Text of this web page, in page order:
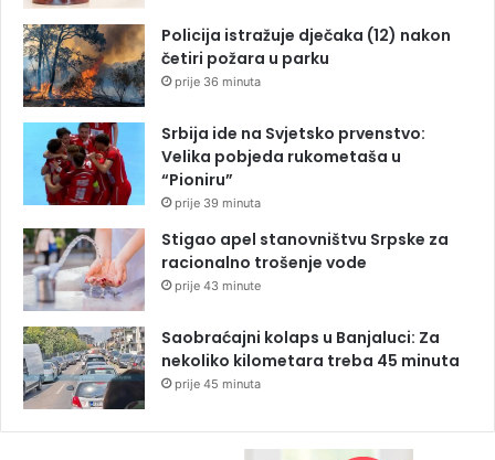
Policija istražuje dječaka (12) nakon
četiri požara u parku
prije 36 minuta
Srbija ide na Svjetsko prvenstvo:
Velika pobjeda rukometaša u
“Pioniru”
prije 39 minuta
Stigao apel stanovništvu Srpske za
racionalno trošenje vode
prije 43 minute
Saobraćajni kolaps u Banjaluci: Za
nekoliko kilometara treba 45 minuta
prije 45 minuta